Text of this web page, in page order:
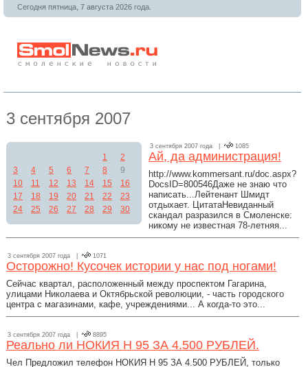
Сегодня пятница, 7 августа 2026 года.
3 сентября 2007
1
2
3
4 5 6 7 8
9
10
11 12 13 14 15
16
17
18 19 20 21 22
23
24
25 26 27 28 29 30
3 сентября 2007 года | 1085
Ай, да администрация!
http://www.kommersant.ru/doc.aspx?
DocsID=800546Даже не знаю что
написать...Лейтенант Шмидт
отдыхает. ЦитатаНевиданный
скандал разразился в Смоленске:
никому не известная 78-летняя...
3 сентября 2007 года | 1071
Осторожно! Кусочек истории у нас под ногами!
Сейчас квартал, расположенный между проспектом Гагарина,
улицами Николаева и Октябрьской революции, - часть городского
центра с магазинами, кафе, учреждениями... А когда-то это...
3 сентября 2007 года | 8895
Реально ли НОКИЯ Н 95 ЗА 4.500 РУБЛЕЙ.
Чел Предложил телефон НОКИЯ Н 95 ЗА 4.500 РУБЛЕЙ, только